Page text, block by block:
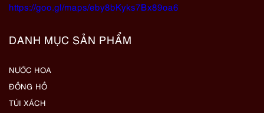
https://goo.gl/maps/eby8bKyks7Bx89oa6
DANH MỤC SẢN PHẨM
NƯỚC HOA
ĐỒNG HỒ
TÚI XÁCH